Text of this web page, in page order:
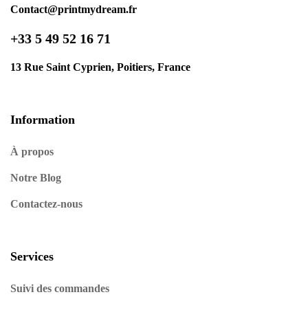
Contact@printmydream.fr
+33 5 49 52 16 71
13 Rue Saint Cyprien, Poitiers, France
Information
À propos
Notre Blog
Contactez-nous
Services
Suivi des commandes